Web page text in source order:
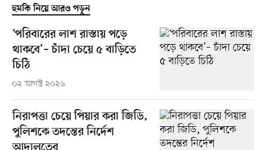
হুমকি নিয়ে আরও পড়ুন
‘পরিবারের লাশ রাস্তায় পড়ে
থাকবে’– চাঁদা চেয়ে ৫ বাড়িতে
চিঠি
০২ আগস্ট ২০২৬
নিরাপত্তা চেয়ে পিয়ার করা জিডি,
পুলিশকে তদন্তের নির্দেশ